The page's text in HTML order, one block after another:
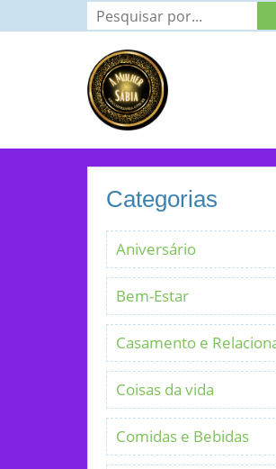
Categorias
Aniversário
Bem-Estar
Casamento e
Coisas da vida
Comidas e Bebidas